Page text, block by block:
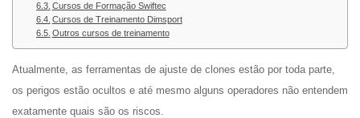
Cursos de Formação Swiftec
Cursos de Treinamento Dimsport
Outros cursos de treinamento
Atualmente, as ferramentas de ajuste de clones estão por toda parte,
os perigos estão ocultos e até mesmo alguns operadores não entendem
exatamente quais são os riscos.